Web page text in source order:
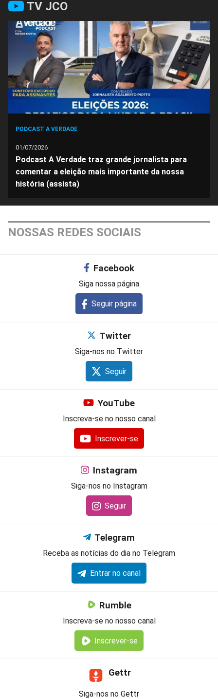
no
Facebook
no
Whatsapp
no
Twitter
no
Messenger
no
Telegram
no
Gettr
TV JCO
PODCAST A VERDADE
01/07/2026
Podcast A Verdade traz grande jornalista para
comentar a eleição mais importante da nossa
história (assista)
NOSSAS REDES SOCIAIS
Facebook
Siga nossa página
Seguir página
Twitter
Siga-nos no Twitter
Seguir
YouTube
Inscreva-se no nosso canal
Inscrever-se
Instagram
Siga-nos no Instagram
Seguir
Telegram
Receba as notícias do dia no Telegram
Entrar no canal
Rumble
Inscreva-se no nosso canal
Inscrever-se
Gettr
Siga-nos no Gettr